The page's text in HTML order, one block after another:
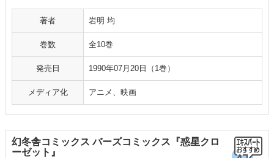
著者 岩明 均
巻数 全10巻
発売日 1990年07月20日（1巻）
メディア化 アニメ、映画
幻冬舎コミックス バーズコミックス『惑星クロ
ーゼット』